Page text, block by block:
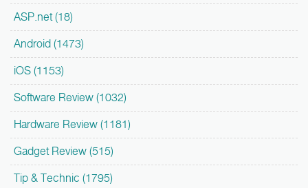
ASP.net (18)
Android (1473)
iOS (1153)
Software Review (1032)
Hardware Review (1181)
Gadget Review (515)
Tip & Technic (1795)